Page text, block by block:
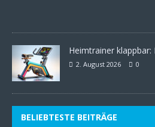
Heimtrainer
2. August 2026 0
BELIEBTESTE BEITRÄGE